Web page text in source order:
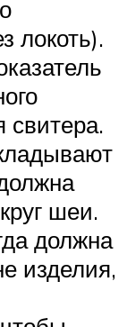
локоть).
свитера.
шеи.
должна
изделия,